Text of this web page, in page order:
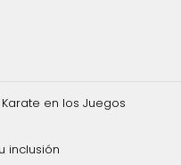
Karate en los Juegos
inclusión